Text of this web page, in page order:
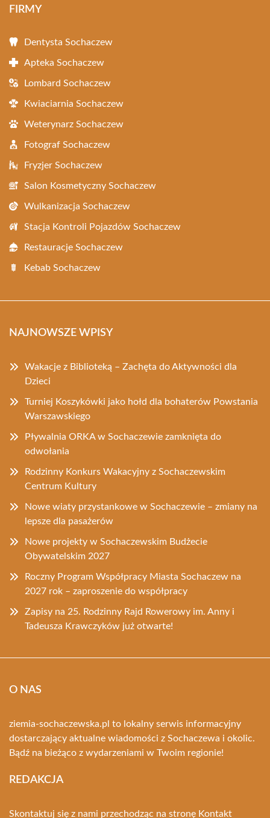
FIRMY
Dentysta Sochaczew
Apteka Sochaczew
Lombard Sochaczew
Kwiaciarnia Sochaczew
Weterynarz Sochaczew
Fotograf Sochaczew
Fryzjer Sochaczew
Salon Kosmetyczny Sochaczew
Wulkanizacja Sochaczew
Stacja Kontroli Pojazdów Sochaczew
Restauracje Sochaczew
Kebab Sochaczew
NAJNOWSZE WPISY
Wakacje z Biblioteką – Zachęta do Aktywności dla
Dzieci
Turniej Koszykówki jako hołd dla bohaterów Powstania
Warszawskiego
Pływalnia ORKA w Sochaczewie zamknięta do
odwołania
Rodzinny Konkurs Wakacyjny z Sochaczewskim
Centrum Kultury
Nowe wiaty przystankowe w Sochaczewie – zmiany na
lepsze dla pasażerów
Nowe projekty w Sochaczewskim Budżecie
Obywatelskim 2027
Roczny Program Współpracy Miasta Sochaczew na
2027 rok – zaproszenie do współpracy
Zapisy na 25. Rodzinny Rajd Rowerowy im. Anny i
Tadeusza Krawczyków już otwarte!
O NAS
ziemia-sochaczewska.pl to lokalny serwis informacyjny
dostarczający aktualne wiadomości z Sochaczewa i okolic.
Bądź na bieżąco z wydarzeniami w Twoim regionie!
REDAKCJA
Skontaktuj się z nami przechodząc na stronę Kontakt